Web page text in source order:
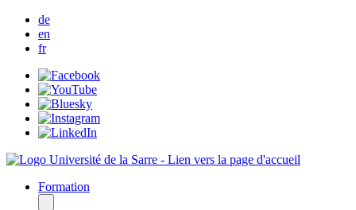
de
en
fr
Formation